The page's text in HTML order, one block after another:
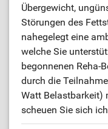
Übergewicht,
Störungen des
nahegelegt eine
welche Sie
begonnenen Reha-
durch die
Watt Belastbarkeit)
scheuen Sie sich